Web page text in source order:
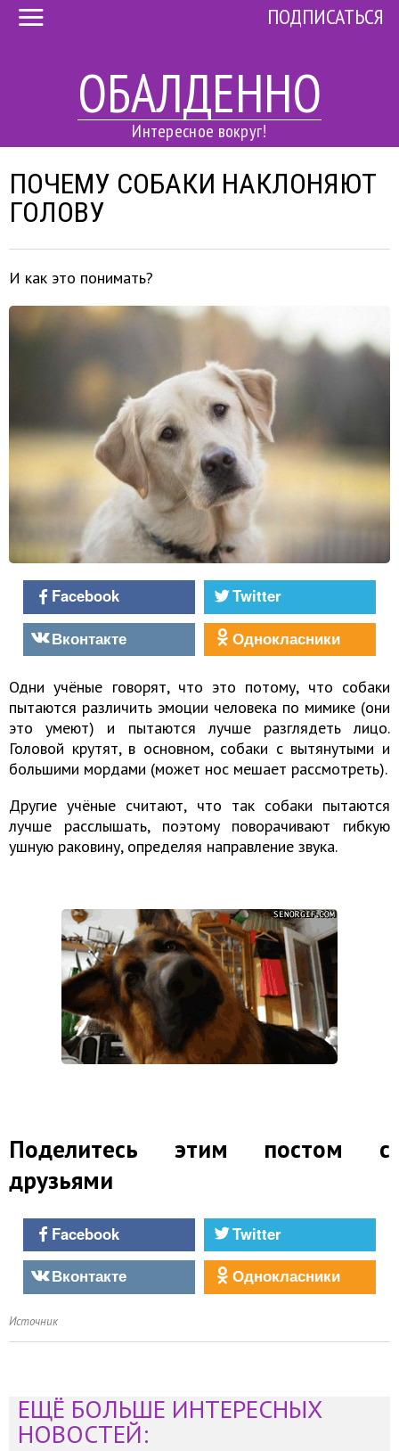
ОБАЛДЕННО
Интересное вокруг!
ПОДПИСАТЬСЯ
ПОЧЕМУ СОБАКИ НАКЛОНЯЮТ
ГОЛОВУ
И как это понимать?
Facebook
Twitter
Вконтакте
Однокласники
Одни учёные говорят, что это потому, что собаки
пытаются различить эмоции человека по мимике (они
это умеют) и пытаются лучше разглядеть лицо.
Головой крутят, в основном, собаки с вытянутыми и
большими мордами (может нос мешает рассмотреть).
Другие учёные считают, что так собаки пытаются
лучше расслышать, поэтому поворачивают гибкую
ушную раковину, определяя направление звука.
Поделитесь этим постом с
друзьями
Facebook
Twitter
Вконтакте
Однокласники
Источник
ЕЩЁ БОЛЬШЕ ИНТЕРЕСНЫХ
НОВОСТЕЙ: